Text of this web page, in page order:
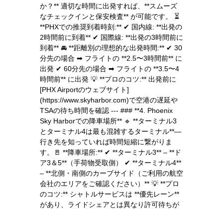
か？** 適切な時間に出発すれば、**スムーズ
なチェックインと保安検査** が可能です。 ⏳
**PHXでの推奨到着時刻:** ✔ 国内線: **出発の
2時間前に到着** ✔ 国際線: **出発の3時間前に
到着** 🚘 **距離別の理想的な出発時間:** ✔ 30
分先の場合 ➡ フライトの **2.5〜3時間前** に
出発 ✔ 60分先の場合 ➡ フライトの **3.5〜4
時間前** に出発 💡 **プロのコツ:** 出発前に
[PHX Airportのウェブサイト]
(https://www.skyharbor.com)で空港の遅延や
TSAの待ち時間を確認 --- ### **4. Phoenix
Sky Harborでの降車場所** 🔹 **ターミナル3
とターミナル4は最も混雑するターミナル**—
行き先を知っていれば時間短縮に繋がりま
す。🚪 **降車場所:** ✔ **ターミナル3** – **ド
ア3＆5**（手荷物受取側） ✔ **ターミナル4**
– **北側・南側のカーブサイド（ご利用の航空
会社のエリアをご確認ください）** 💡 **プロ
のコツ:** シャトルサービスは **優先レーン**
があり、ライドシェアとは異なり許可待ちが